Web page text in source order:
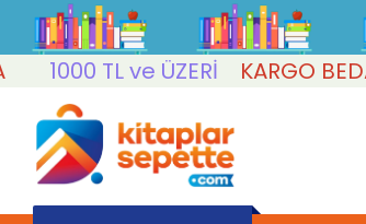
1000 TL ve ÜZERİ
KARGO BEDAVA